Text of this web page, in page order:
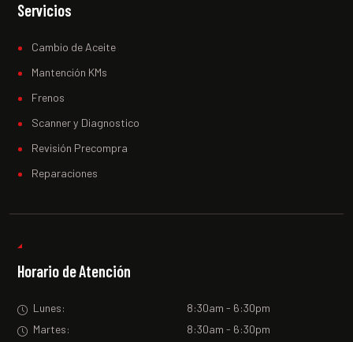
Servicios
Cambio de Aceite
Mantención KMs
Frenos
Scanner y Diagnostico
Revisión Precompra
Reparaciones
Horario de Atención
Lunes:
8:30am - 6:30pm
Martes:
8:30am - 6:30pm